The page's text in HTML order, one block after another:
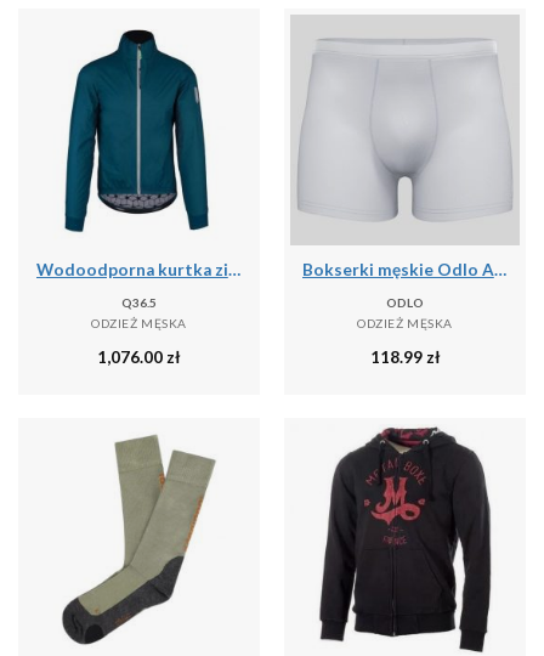
Wodoodporna kurtka zimowa Q36.5 Adventure
Q36.5
ODZIEŻ MĘSKA
1,076.00 zł
Bokserki męskie Odlo ACTIVE F-DRyIGHT ECO
ODLO
ODZIEŻ MĘSKA
118.99 zł